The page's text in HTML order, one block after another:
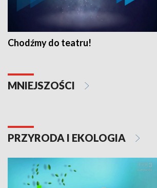
Chodźmy do teatru!
MNIEJSZOŚCI
PRZYRODA I EKOLOGIA